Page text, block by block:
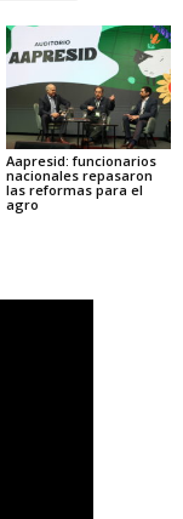
Aapresid: funcionarios
nacionales repasaron
las reformas para el
agro